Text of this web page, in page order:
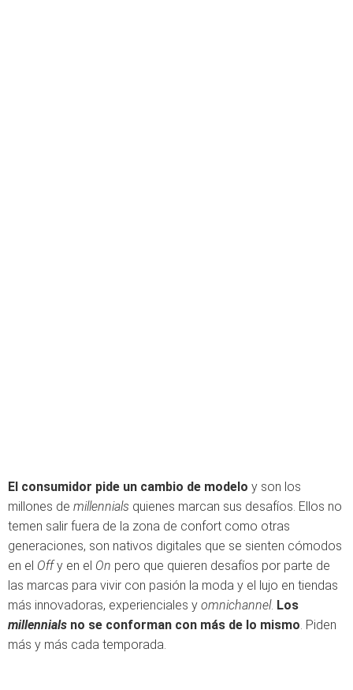
El consumidor pide un cambio de modelo y son los
millones de millennials quienes marcan sus desafíos. Ellos no
temen salir fuera de la zona de confort como otras
generaciones, son nativos digitales que se sienten cómodos
en el Offy en el On pero que quieren desafíos por parte de
las marcas para vivir con pasión la moda y el lujo en tiendas
más innovadoras, experienciales y omnichannel. Los
millennials no se conforman con más de lo mismo. Piden
más y más cada temporada.